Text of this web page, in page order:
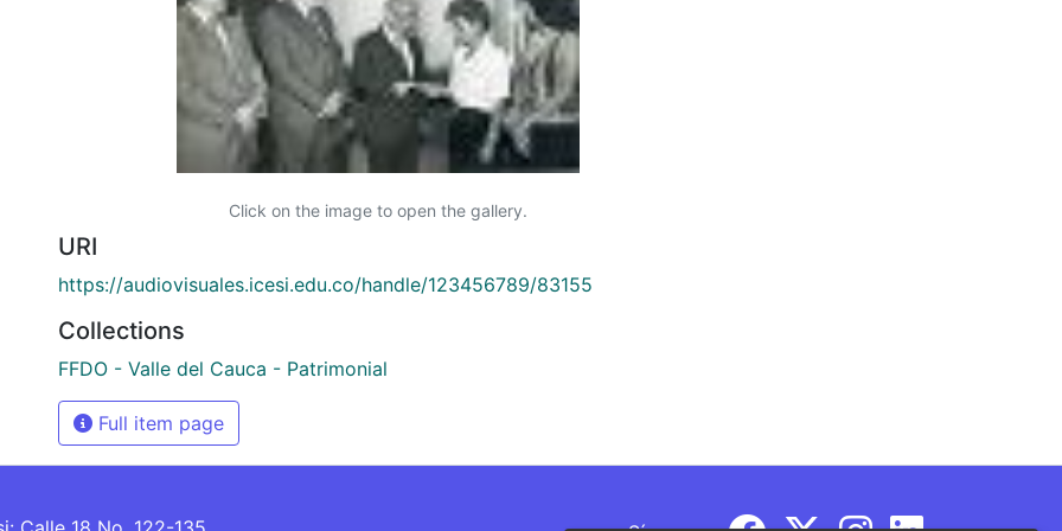
Click on the image to open the gallery.
URI
https://audiovisuales.icesi.edu.co/handle/123456789/83155
Collections
FFDO - Valle del Cauca - Patrimonial
Full item page